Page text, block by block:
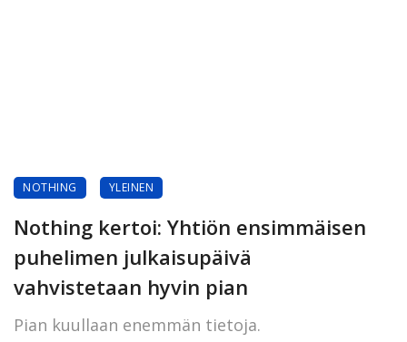
NOTHING YLEINEN
Nothing kertoi: Yhtiön ensimmäisen
puhelimen julkaisupäivä
vahvistetaan hyvin pian
Pian kuullaan enemmän tietoja.